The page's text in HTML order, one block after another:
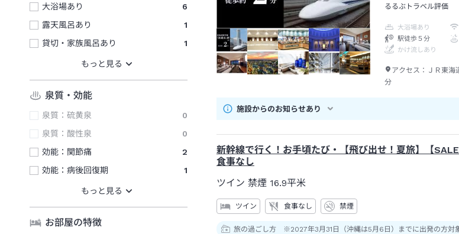
大浴場あり
6
露天風呂あり
1
貸切・家族風呂あり
1
泉質・効能
泉質：硫黄泉
0
泉質：酸性泉
0
効能：関節痛
2
効能：病後回復期
1
お部屋の特徴
るるぶトラベル評価
大浴場あり
駅徒歩５分
かけ流しあり
アクセス： ＪＲ東
分
施設からのお知らせあり
新幹線で行く！お手頃たび・【飛び出せ！夏旅】【
食事なし
ツイン 禁煙 16.9平米
ツイン 食事なし 禁煙
旅の過ごし方 ※2027年3月31日（沖縄は5月6日）までに出発の方対